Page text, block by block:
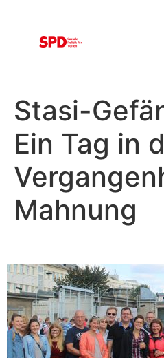
Stasi-
Ein Tag in
Mahnung